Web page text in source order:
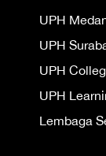
UPH
UPH
UPH
UPH
Lembaga